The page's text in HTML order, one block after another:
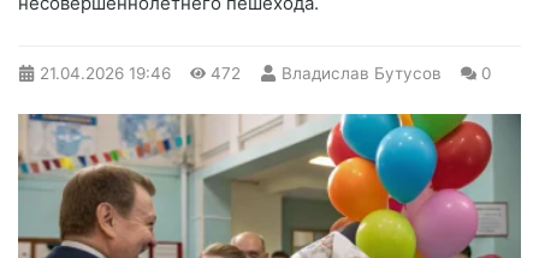
21.04.2026 19:46 472 Владислав Бутусов 0